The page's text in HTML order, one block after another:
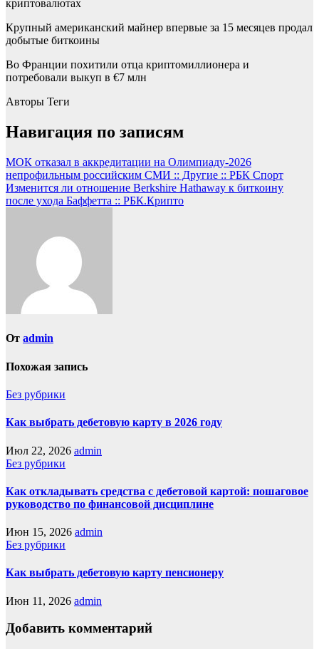
криптовалютах
Крупный американский майнер впервые за 15 месяцев продал
добытые биткоины
Во Франции похитили отца криптомиллионера и
потребовали выкуп в €7 млн
Авторы Теги
Навигация по записям
МОК отказал в аккредитации на Олимпиаду-2026
непрофильным российским СМИ :: Другие :: РБК Спорт
Изменится ли отношение Berkshire Hathaway к биткоину
после ухода Баффетта :: РБК.Крипто
От admin
Похожая запись
Без рубрики
Как выбрать дебетовую карту в 2026 году
Июл 22, 2026 admin
Без рубрики
Как откладывать средства с дебетовой картой: пошаговое
руководство по финансовой дисциплине
Июн 15, 2026 admin
Без рубрики
Как выбрать дебетовую карту пенсионеру
Июн 11, 2026 admin
Добавить комментарий